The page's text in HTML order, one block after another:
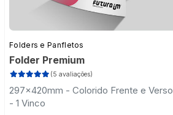
Folders e Panfletos
Folder Premium
(5 avaliações)
297x420mm - Colorido Frente e Verso
- 1 Vinco